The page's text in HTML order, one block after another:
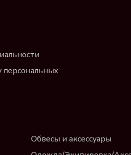
персональных
Обвесы и аксессуары